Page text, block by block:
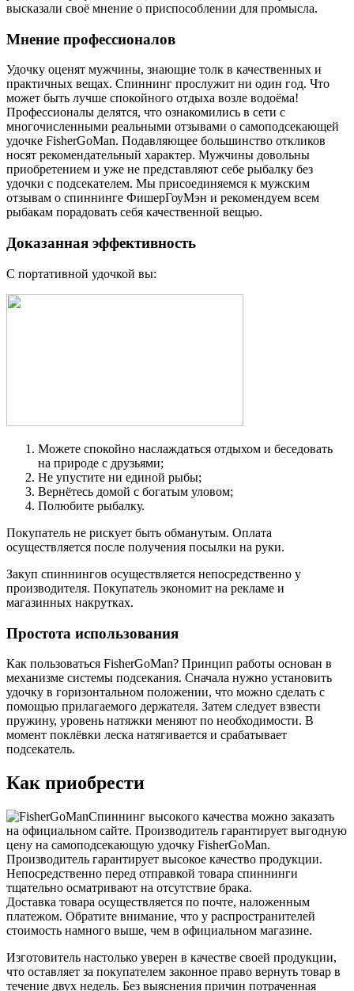
высказали своё мнение о приспособлении для промысла.
Мнение профессионалов
Удочку оценят мужчины, знающие толк в качественных и
практичных вещах. Спиннинг прослужит ни один год. Что
может быть лучше спокойного отдыха возле водоёма!
Профессионалы делятся, что ознакомились в сети с
многочисленными реальными отзывами о самоподсекающей
удочке FisherGoMan. Подавляющее большинство откликов
носят рекомендательный характер. Мужчины довольны
приобретением и уже не представляют себе рыбалку без
удочки с подсекателем. Мы присоединяемся к мужским
отзывам о спиннинге ФишерГоуМэн и рекомендуем всем
рыбакам порадовать себя качественной вещью.
Доказанная эффективность
С портативной удочкой вы:
Можете спокойно наслаждаться отдыхом и беседовать
на природе с друзьями;
Не упустите ни единой рыбы;
Вернётесь домой с богатым уловом;
Полюбите рыбалку.
Покупатель не рискует быть обманутым. Оплата
осуществляется после получения посылки на руки.
Закуп спиннингов осуществляется непосредственно у
производителя. Покупатель экономит на рекламе и
магазинных накрутках.
Простота использования
Как пользоваться FisherGoMan? Принцип работы основан в
механизме системы подсекания. Сначала нужно установить
удочку в горизонтальном положении, что можно сделать с
помощью прилагаемого держателя. Затем следует взвести
пружину, уровень натяжки меняют по необходимости. В
момент поклёвки леска натягивается и срабатывает
подсекатель.
Как приобрести
Спиннинг высокого качества можно заказать
на официальном сайте. Производитель гарантирует выгодную
цену на самоподсекающую удочку FisherGoMan.
Производитель гарантирует высокое качество продукции.
Непосредственно перед отправкой товара спиннинги
тщательно осматривают на отсутствие брака.
Доставка товара осуществляется по почте, наложенным
платежом. Обратите внимание, что у распространителей
стоимость намного выше, чем в официальном магазине.
Изготовитель настолько уверен в качестве своей продукции,
что оставляет за покупателем законное право вернуть товар в
течение двух недель. Без выяснения причин потраченная